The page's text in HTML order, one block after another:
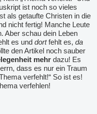
ist noch so vieles
als getaufte Christen in die
nicht fertig! Manche Leute
Aber schau dein Leben
es und dortfehlt es, da
den Artikel noch sauber
mehr dazu! Es
dass es nur ein Traum
verfehlt!“ So ist es!
verfehlen!